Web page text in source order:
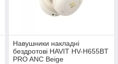
Навушники накладні
бездротові HAVIT HV-H655BT
PRO ANC Beige